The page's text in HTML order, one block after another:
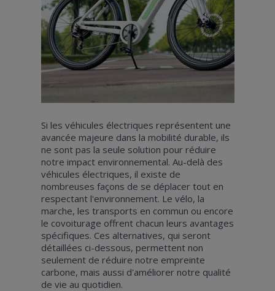
Si les véhicules électriques représentent une
avancée majeure dans la mobilité durable, ils
ne sont pas la seule solution pour réduire
notre impact environnemental. Au-delà des
véhicules électriques, il existe de
nombreuses façons de se déplacer tout en
respectant l'environnement. Le vélo, la
marche, les transports en commun ou encore
le covoiturage offrent chacun leurs avantages
spécifiques. Ces alternatives, qui seront
détaillées ci-dessous, permettent non
seulement de réduire notre empreinte
carbone, mais aussi d'améliorer notre qualité
de vie au quotidien.